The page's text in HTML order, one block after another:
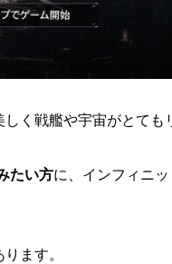
く戦艦や宇宙がとても
たい方に、インフィニ
ます。